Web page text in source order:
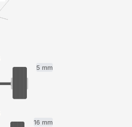
5 mm
16 mm